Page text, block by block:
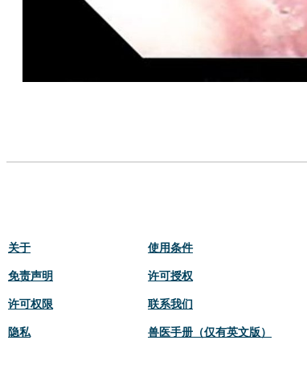
关于
免责声明
许可权限
隐私
使用条件
许可授权
联系我们
兽医手册（仅有英文版）